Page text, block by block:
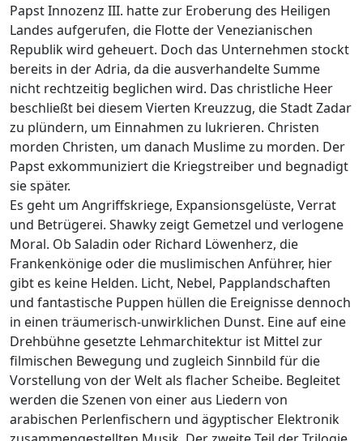
Papst Innozenz III. hatte zur Eroberung des Heiligen
Landes aufgerufen, die Flotte der Venezianischen
Republik wird geheuert. Doch das Unternehmen stockt
bereits in der Adria, da die ausverhandelte Summe
nicht rechtzeitig beglichen wird. Das christliche Heer
beschließt bei diesem Vierten Kreuzzug, die Stadt Zadar
zu plündern, um Einnahmen zu lukrieren. Christen
morden Christen, um danach Muslime zu morden. Der
Papst exkommuniziert die Kriegstreiber und begnadigt
sie später.
Es geht um Angriffskriege, Expansionsgelüste, Verrat
und Betrügerei. Shawky zeigt Gemetzel und verlogene
Moral. Ob Saladin oder Richard Löwenherz, die
Frankenkönige oder die muslimischen Anführer, hier
gibt es keine Helden. Licht, Nebel, Papplandschaften
und fantastische Puppen hüllen die Ereignisse dennoch
in einen träumerisch-unwirklichen Dunst. Eine auf eine
Drehbühne gesetzte Lehmarchitektur ist Mittel zur
filmischen Bewegung und zugleich Sinnbild für die
Vorstellung von der Welt als flacher Scheibe. Begleitet
werden die Szenen von einer aus Liedern von
arabischen Perlenfischern und ägyptischer Elektronik